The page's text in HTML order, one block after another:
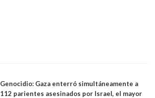
Genocidio: Gaza enterró simultáneamente a
112 parientes asesinados por Israel, el mayor